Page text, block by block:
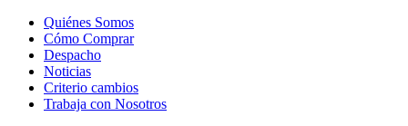
Quiénes Somos
Cómo Comprar
Despacho
Noticias
Criterio cambios
Trabaja con Nosotros